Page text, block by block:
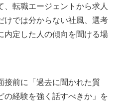
、転職エージェントから求人
けでは分からない社風、選考
内定した人の傾向を聞ける場
接前に「過去に聞かれた質
の経験を強く話すべきか」を